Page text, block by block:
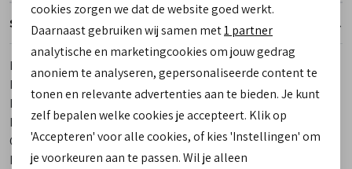
Specificaties
Merk
Leveranciercode
15.1212.02 T02 Conley
Bestelcode
00018780-35
Los voetbed
Ja
Categorie
Veterboots
Kleur
Cognac
Analytische cookies
Marketing cookies
cookies zorgen we dat de website goed werkt.
Daarnaast gebruiken wij samen met1 partner
analytische en marketingcookies om jouw gedrag
anoniem te analyseren, gepersonaliseerde content te
tonen en relevante advertenties aan te bieden. Je kunt
zelf bepalen welke cookies je accepteert. Klik op
'Accepteren' voor alle cookies, of kies 'Instellingen' om
je voorkeuren aan te passen. Wil je alleen